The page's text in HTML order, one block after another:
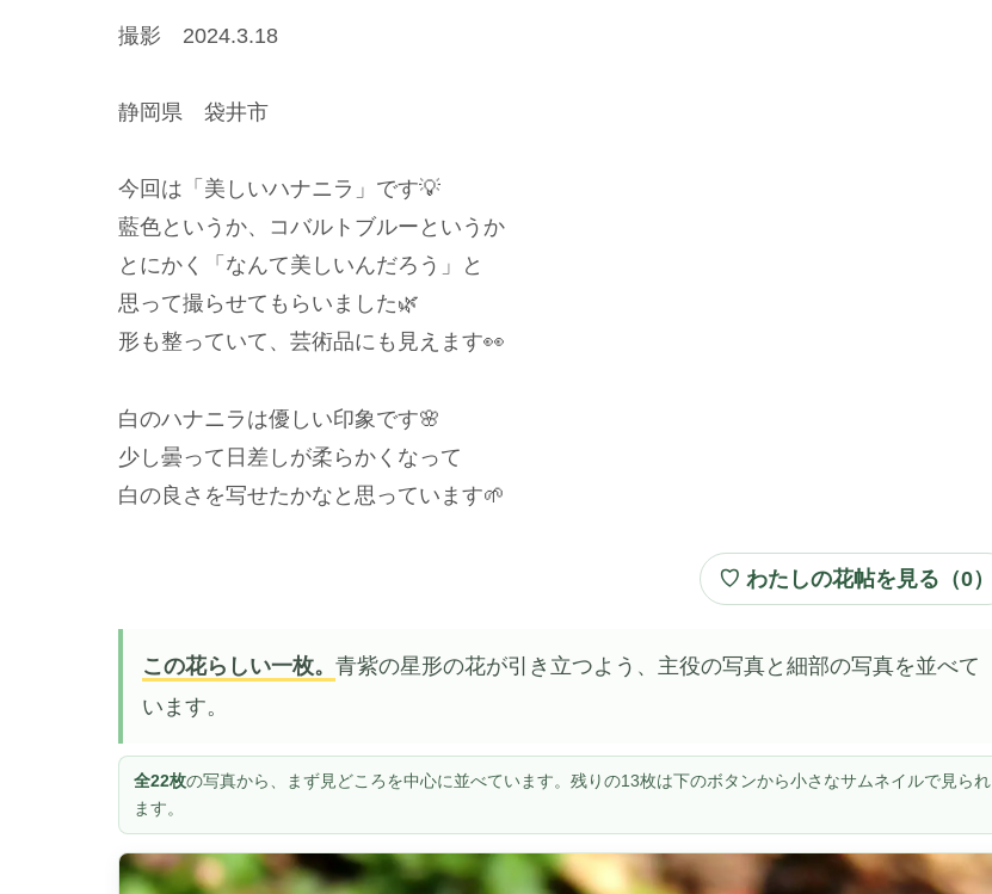
撮影 2024.3.18
静岡県 袋井市
今回は「美しいハナニラ」です💡
藍色というか、コバルトブルーというか
とにかく「なんて美しいんだろう」と
思って撮らせてもらいました🌿
形も整っていて、芸術品にも見えます👀
白のハナニラは優しい印象です🌸
少し曇って日差しが柔らかくなって
白の良さを写せたかなと思っています🌱
♡ わたしの花帖を見る（0）
この花らしい一枚。 青紫の星形の花が引き立つよう、主役の写真と細部の写真を並べて
います。
全22枚の写真から、まず見どころを中心に並べています。残りの13枚は下のボタンから小さなサムネイルで見られ
ます。